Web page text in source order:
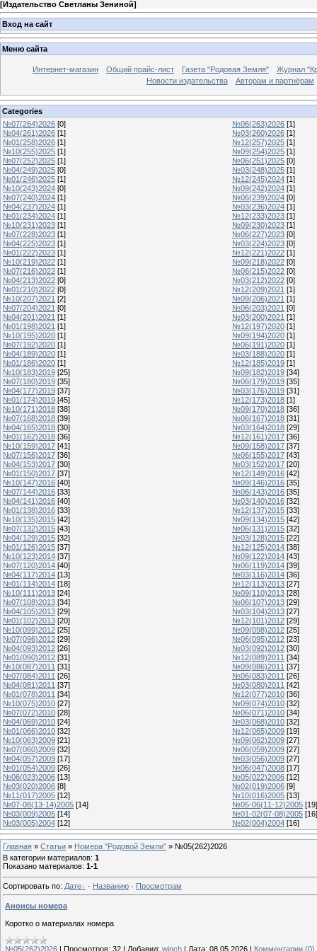
[Издательство Светланы Зениной]
Вход на сайт
Меню сайта
Интернет-магазин Общий прайс-лист Газета "Родовая Земля"
Журнал
Новости издательства
Авторам и партнёрам
Categories
№07(264)2026 [0] №06(263)2026 [1]
№04(261)2026 [1] №03(260)2026 [1]
№01(258)2026 [1] №12(257)2025 [1]
№10(255)2025 [1] №09(254)2025 [1]
№07(252)2025 [1] №06(251)2025 [0]
№04(249)2025 [0] №03(248)2025 [1]
№01(246)2025 [1] №12(245)2024 [1]
№10(243)2024 [0] №09(242)2024 [1]
№07(240)2024 [1] №06(239)2024 [0]
№04(237)2024 [1] №03(236)2024 [1]
№01(234)2024 [1] №12(233)2023 [1]
№10(231)2023 [1] №09(230)2023 [1]
№07(228)2023 [1] №06(227)2023 [0]
№04(225)2023 [1] №03(224)2023 [0]
№01(222)2023 [1] №12(221)2022 [1]
№10(219)2022 [1] №09(218)2022 [0]
№07(216)2022 [1] №06(215)2022 [0]
№04(213)2022 [0] №03(212)2022 [0]
№01(210)2022 [0] №12(209)2021 [1]
№10(207)2021 [2] №09(206)2021 [1]
№07(204)2021 [0] №06(203)2021 [0]
№04(201)2021 [1] №03(200)2021 [1]
№01(198)2021 [1] №12(197)2020 [1]
№10(195)2020 [1] №09(194)2020 [1]
№07(192)2020 [1] №06(191)2020 [1]
№04(189)2020 [1] №03(188)2020 [1]
№01(186)2020 [1] №12(185)2019 [1]
№10(183)2019 [25] №09(182)2019 [34]
№07(180)2019 [35] №06(179)2019 [35]
№04(177)2019 [37] №03(176)2019 [31]
№01(174)2019 [45] №12(173)2018 [1]
№10(171)2018 [38] №09(170)2018 [36]
№07(168)2018 [39] №06(167)2018 [31]
№04(165)2018 [30] №03(164)2018 [29]
№01(162)2018 [36] №12(161)2017 [36]
№10(159)2017 [41] №09(158)2017 [37]
№07(156)2017 [36] №06(155)2017 [43]
№04(153)2017 [30] №03(152)2017 [20]
№01(150)2017 [37] №12(149)2016 [42]
№10(147)2016 [40] №09(146)2016 [35]
№07(144)2016 [33] №06(143)2016 [35]
№04(141)2016 [40] №03(140)2016 [32]
№01(138)2016 [33] №12(137)2015 [33]
№10(135)2015 [42] №09(134)2015 [42]
№07(132)2015 [43] №06(131)2015 [32]
№04(129)2015 [32] №03(128)2015 [22]
№01(126)2015 [37] №12(125)2014 [38]
№10(123)2014 [37] №09(122)2014 [43]
№07(120)2014 [40] №06(119)2014 [39]
№04(117)2014 [13] №03(116)2014 [36]
№01(114)2014 [18] №12(113)2013 [27]
№10(111)2013 [24] №09(110)2013 [28]
№07(108)2013 [34] №06(107)2013 [29]
№04(105)2013 [29] №03(104)2013 [27]
№01(102)2013 [20] №12(101)2012 [29]
№10(099)2012 [25] №09(098)2012 [25]
№07(096)2012 [29] №06(095)2012 [23]
№04(093)2012 [26] №03(092)2012 [30]
№01(090)2012 [31] №12(089)2011 [34]
№10(087)2011 [31] №09(086)2011 [37]
№07(084)2011 [26] №06(083)2011 [26]
№04(081)2011 [37] №03(080)2011 [42]
№01(078)2011 [34] №12(077)2010 [36]
№10(075)2010 [27] №09(074)2010 [32]
№07(072)2010 [28] №06(071)2010 [34]
№04(069)2010 [24] №03(068)2010 [32]
№01(066)2010 [32] №12(065)2009 [19]
№10(063)2009 [21] №09(062)2009 [27]
№07(060)2009 [32] №06(059)2009 [27]
№04(057)2009 [17] №03(056)2009 [27]
№01(054)2009 [26] №06(047)2008 [17]
№06(023)2006 [13] №05(022)2006 [12]
№03(020)2006 [8] №02(019)2006 [9]
№11(017)2005 [12] №10(016)2005 [13]
№07-08(13-14)2005 [14] №05-06(11-12)2005 [19]
№03(009)2005 [14] №01-02(07-08)2005 [16]
№03(005)2004 [12] №02(004)2004 [16]
Главная » Статьи » Номера "Родовой Земли" » №05(262)2026
В категории материалов: 1
Показано материалов: 1-1
Сортировать по: Дате · Названию · Просмотрам
Анонсы номера
Коротко о материалах номера
№05(262)2026 Просмотров: 32 Добавил: winch Дата: 08.05.2026 Комментарии (0)